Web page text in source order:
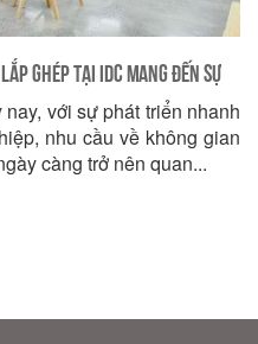
Ghép Tại IDC Mang Đến Sự
với sự phát triển nhanh
nhu cầu về không gian
càng trở nên quan...